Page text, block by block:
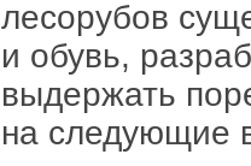
лесорубов
и обувь,
выдержать
на следующие